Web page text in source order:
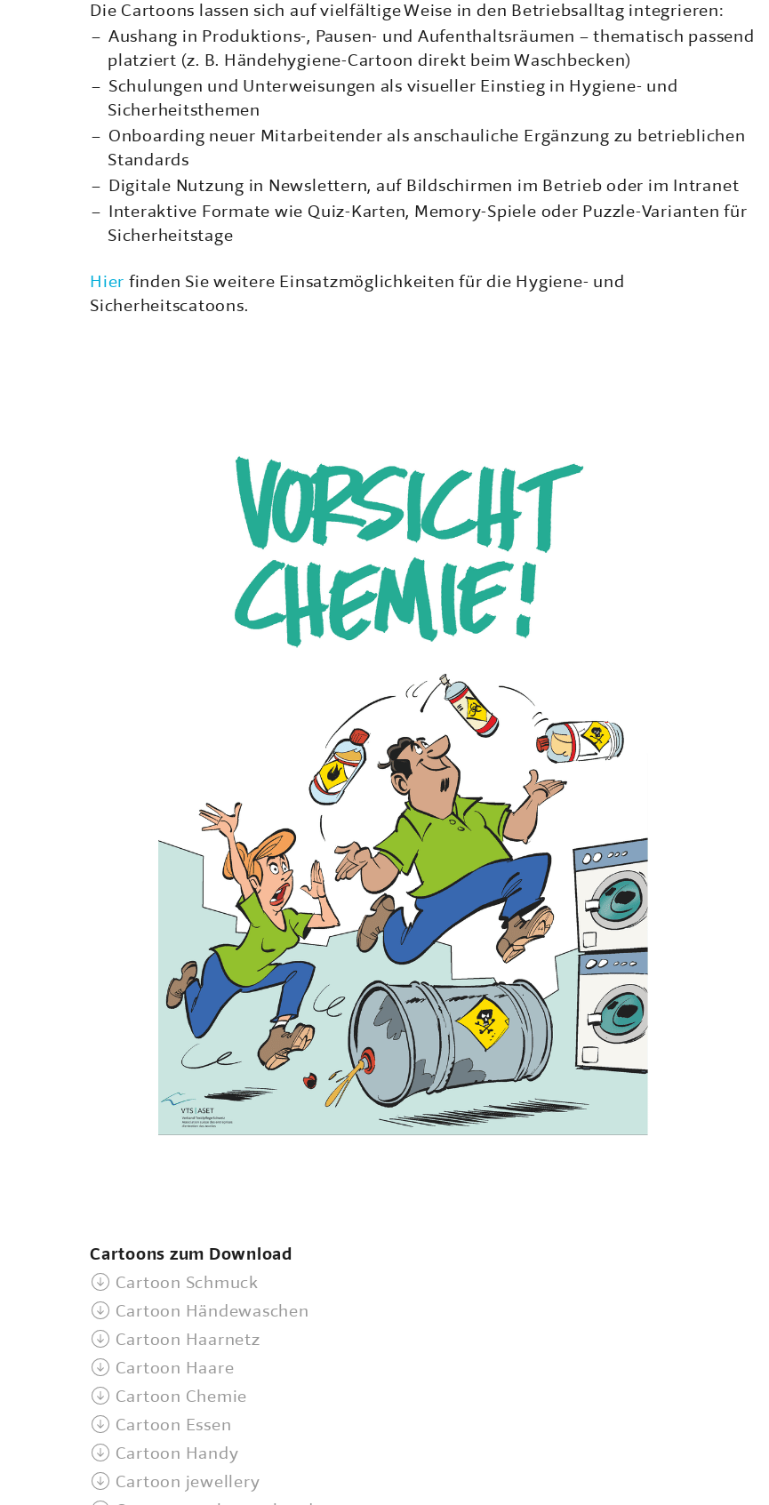
Die Cartoons lassen sich auf vielfältige Weise in den Betriebsalltag integrieren:
Aushang in Produktions-, Pausen- und Aufenthaltsräumen – thematisch passend
platziert (z. B. Händehygiene-Cartoon direkt beim Waschbecken)
Schulungen und Unterweisungen als visueller Einstieg in Hygiene- und
Sicherheitsthemen
Onboarding neuer Mitarbeitender als anschauliche Ergänzung zu betrieblichen
Standards
Digitale Nutzung in Newslettern, auf Bildschirmen im Betrieb oder im Intranet
Interaktive Formate wie Quiz-Karten, Memory-Spiele oder Puzzle-Varianten für
Sicherheitstage
Hier finden Sie weitere Einsatzmöglichkeiten für die Hygiene- und
Sicherheitscatoons.
Cartoons zum Download
Cartoon Schmuck
Cartoon Händewaschen
Cartoon Haarnetz
Cartoon Haare
Cartoon Chemie
Cartoon Essen
Cartoon Handy
Cartoon jewellery